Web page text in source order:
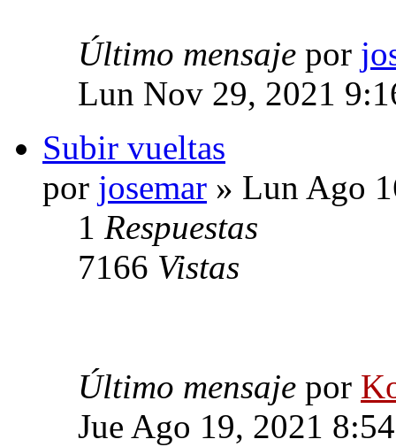
Último mensaje por
Lun Nov 29, 2021
Subir vueltas
por josemar » Lun Ago
1 Respuestas
7166 Vistas
Último mensaje por
Jue Ago 19, 2021